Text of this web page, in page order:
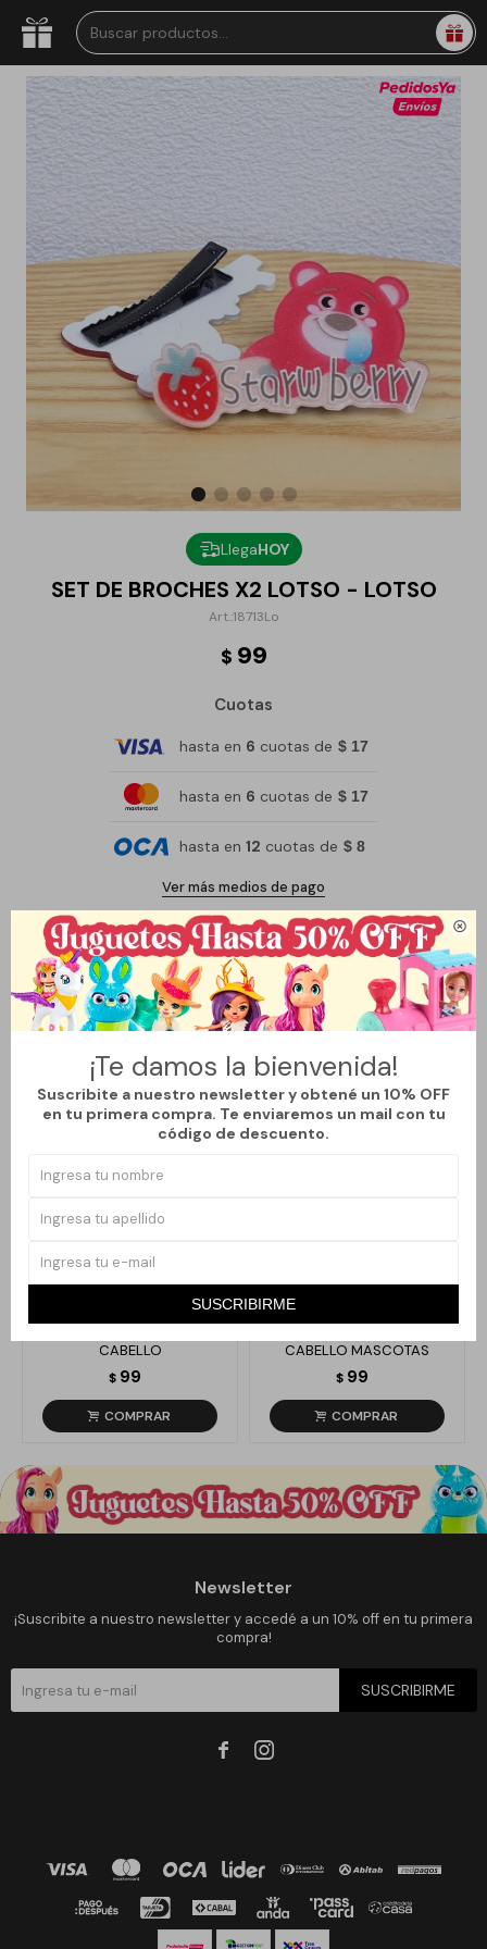

¡Te damos la bienvenida!
Suscribite a nuestro newsletter y obtené un 10% OFF
en tu primera compra. Te enviaremos un mail con tu
código de descuento.
SUSCRIBIRME
LlegaHOY
SET DE BROCHES X2 LOTSO - LOTSO
18713Lo
$ 99
Cuotas
hasta en 6 cuotas de $ 17
hasta en 6 cuotas de $ 17
hasta en 12 cuotas de $ 8
Ver más medios de pago
Métodos y costos de envío
Productos que te pueden interesar
CABELLO
$ 99
CABELLO MASCOTAS
$ 99
Newsletter
¡Suscribite a nuestro newsletter y accedé a un 10% off en tu primera
compra!
SUSCRIBIRME
 